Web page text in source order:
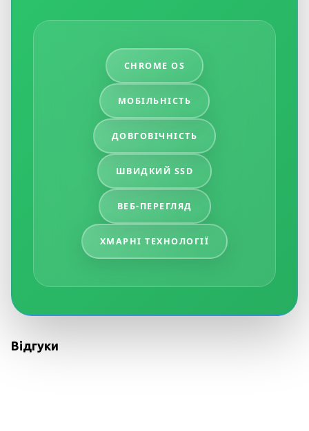
CHROME OS
МОБІЛЬНІСТЬ
ДОВГОВІЧНІСТЬ
ШВИДКИЙ SSD
ВЕБ-ПЕРЕГЛЯД
ХМАРНІ ТЕХНОЛОГІЇ
Відгуки